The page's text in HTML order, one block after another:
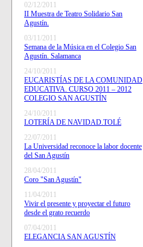
02/12/2011
II Muestra de Teatro Solidario San
Agustín.
03/11/2011
Semana de la Música en el Colegio San
Agustín. Salamanca
24/10/2011
EUCARISTÍAS DE LA COMUNIDAD
EDUCATIVA. CURSO 2011 – 2012
COLEGIO SAN AGUSTÍN
24/10/2011
LOTERÍA DE NAVIDAD.TOLÉ
22/07/2011
La Universidad reconoce la labor docente
del San Agustín
28/04/2011
Coro "San Agustín"
11/04/2011
Vivir el presente y proyectar el futuro
desde el grato recuerdo
07/04/2011
ELEGANCIA SAN AGUSTÍN